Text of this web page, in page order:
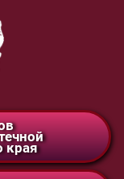
края